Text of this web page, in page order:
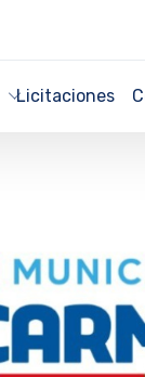
Licitaciones